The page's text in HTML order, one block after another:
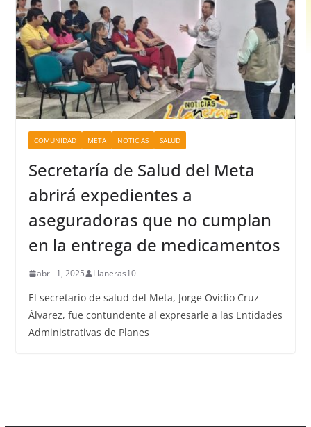
COMUNIDAD META NOTICIAS SALUD
Secretaría de Salud del Meta
abrirá expedientes a
aseguradoras que no cumplan
en la entrega de medicamentos
abril 1, 2025 Llaneras10
El secretario de salud del Meta, Jorge Ovidio Cruz
Álvarez, fue contundente al expresarle a las Entidades
Administrativas de Planes